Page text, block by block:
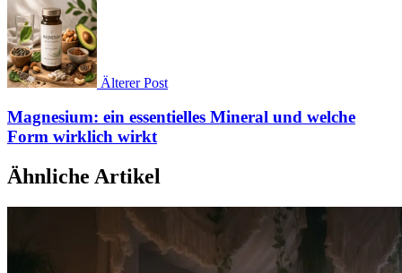
Älterer Post
Magnesium: ein essentielles Mineral und welche
Form wirklich wirkt
Ähnliche Artikel